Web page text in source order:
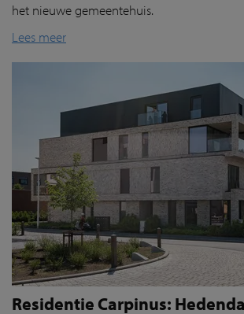
het nieuwe gemeentehuis.
Lees meer
Residentie Carpinus: